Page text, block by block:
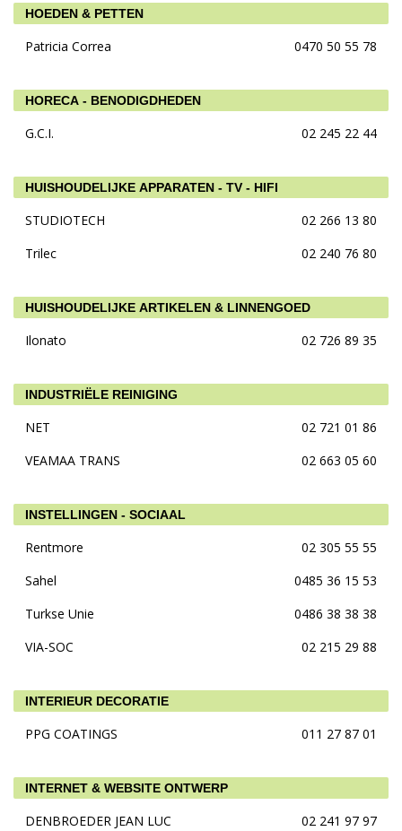
HOEDEN & PETTEN
Patricia Correa 0470 50 55 78
HORECA - BENODIGDHEDEN
G.C.I. 02 245 22 44
HUISHOUDELIJKE APPARATEN - TV - HIFI
STUDIOTECH
02 266 13 80
Trilec
02 240 76 80
HUISHOUDELIJKE ARTIKELEN & LINNENGOED
Ilonato 02 726 89 35
INDUSTRIËLE REINIGING
NET
02 721 01 86
VEAMAA TRANS
02 663 05 60
INSTELLINGEN - SOCIAAL
Rentmore
02 305 55 55
Sahel
0485 36 15 53
Turkse Unie
0486 38 38 38
VIA-SOC
02 215 29 88
INTERIEUR DECORATIE
PPG COATINGS 011 27 87 01
INTERNET & WEBSITE ONTWERP
DENBROEDER JEAN LUC
02 241 97 97